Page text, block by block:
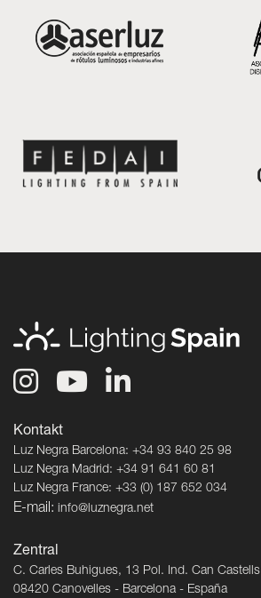
Kontakt
Luz Negra Barcelona: +34 93 840 25 98
Luz Negra Madrid: +34 91 641 60 81
Luz Negra France: +33 (0) 187 652 034
E-mail: info@luznegra.net
Zentral
C. Carles Buhigues, 13 Pol. Ind. Can Castells
08420 Canovelles - Barcelona - España